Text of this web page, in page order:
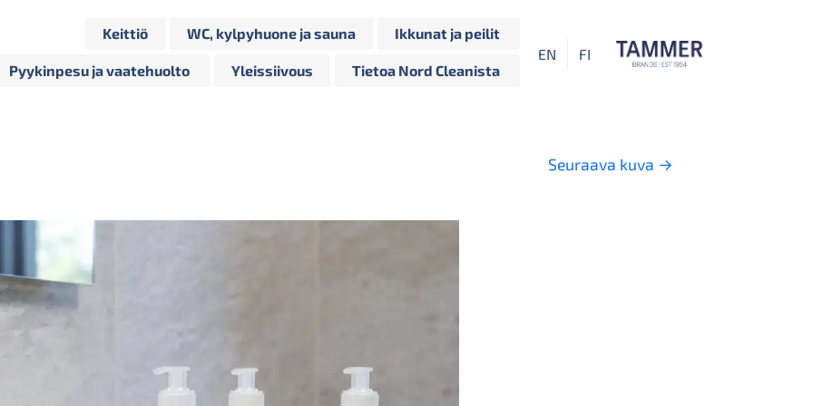
Keittiö WC, kylpyhuone ja sauna Ikkunat ja peilit
Pyykinpesu ja vaatehuolto Yleissiivous Tietoa Nord Cleanista
EN FI
Seuraava kuva →